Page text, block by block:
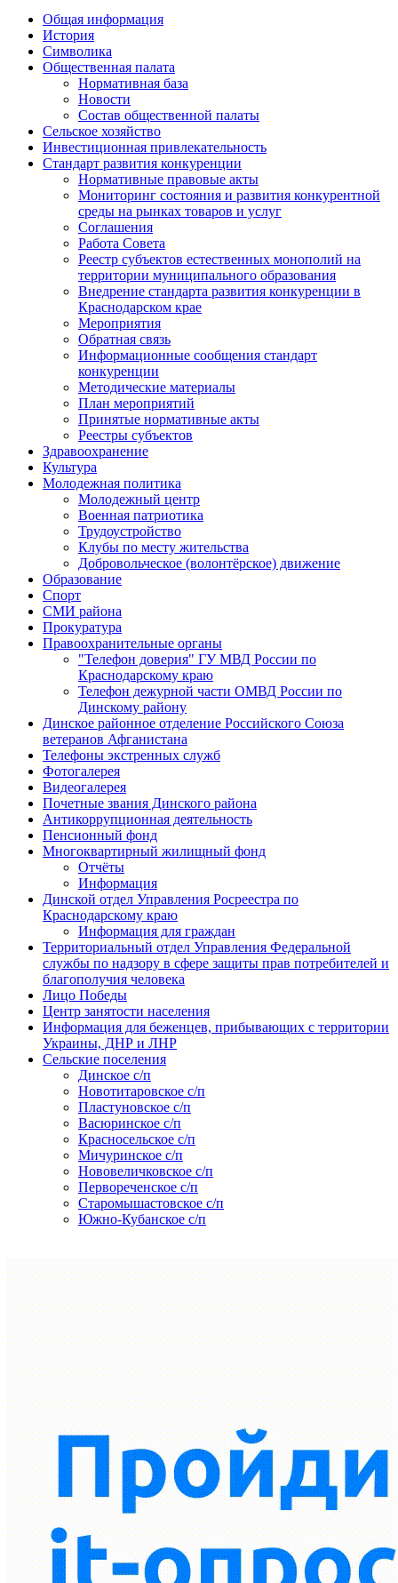
Общая информация
История
Символика
Общественная палата
Нормативная база
Новости
Состав общественной палаты
Сельское хозяйство
Инвестиционная привлекательность
Стандарт развития конкуренции
Нормативные правовые акты
Мониторинг состояния и развития конкурентной
среды на рынках товаров и услуг
Соглашения
Работа Совета
Реестр субъектов естественных монополий на
территории муниципального образования
Внедрение стандарта развития конкуренции в
Краснодарском крае
Мероприятия
Обратная связь
Информационные сообщения стандарт
конкуренции
Методические материалы
План мероприятий
Принятые нормативные акты
Реестры субъектов
Здравоохранение
Культура
Молодежная политика
Молодежный центр
Военная патриотика
Трудоустройство
Клубы по месту жительства
Добровольческое (волонтёрское) движение
Образование
Спорт
СМИ района
Прокуратура
Правоохранительные органы
"Телефон доверия" ГУ МВД России по
Краснодарскому краю
Телефон дежурной части ОМВД России по
Динскому району
Динское районное отделение Российского Союза
ветеранов Афганистана
Телефоны экстренных служб
Фотогалерея
Видеогалерея
Почетные звания Динского района
Антикоррупционная деятельность
Пенсионный фонд
Многоквартирный жилищный фонд
Отчёты
Информация
Динской отдел Управления Росреестра по
Краснодарскому краю
Информация для граждан
Территориальный отдел Управления Федеральной
службы по надзору в сфере защиты прав потребителей и
благополучия человека
Лицо Победы
Центр занятости населения
Информация для беженцев, прибывающих с территории
Украины, ДНР и ЛНР
Сельские поселения
Динское с/п
Новотитаровское с/п
Пластуновское с/п
Васюринское с/п
Красносельское с/п
Мичуринское с/п
Нововеличковское с/п
Первореченское с/п
Старомышастовское с/п
Южно-Кубанское с/п